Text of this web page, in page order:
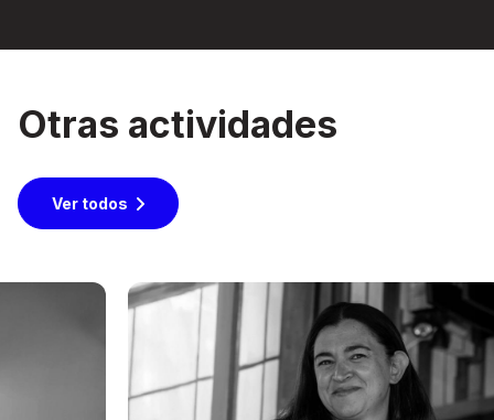
Otras actividades
Ver todos